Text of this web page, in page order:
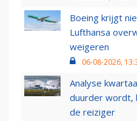
Boeing krijgt
Lufthansa
weigeren
06-08-2026,
Analyse
duurder wordt,
de reiziger